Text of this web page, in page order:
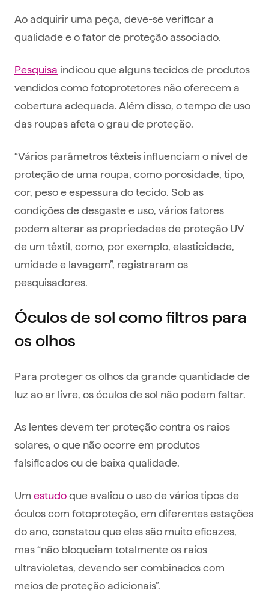
Ao adquirir uma peça, deve-se verificar a
qualidade e o fator de proteção associado.
Pesquisa indicou que alguns tecidos de produtos
vendidos como fotoprotetores não oferecem a
cobertura adequada. Além disso, o tempo de uso
das roupas afeta o grau de proteção.
“Vários parâmetros têxteis influenciam o nível de
proteção de uma roupa, como porosidade, tipo,
cor, peso e espessura do tecido. Sob as
condições de desgaste e uso, vários fatores
podem alterar as propriedades de proteção UV
de um têxtil, como, por exemplo, elasticidade,
umidade e lavagem”, registraram os
pesquisadores.
Óculos de sol como filtros para
os olhos
Para proteger os olhos da grande quantidade de
luz ao ar livre, os óculos de sol não podem faltar.
As lentes devem ter proteção contra os raios
solares, o que não ocorre em produtos
falsificados ou de baixa qualidade.
Um estudoque avaliou o uso de vários tipos de
óculos com fotoproteção, em diferentes estações
do ano, constatou que eles são muito eficazes,
mas “não bloqueiam totalmente os raios
ultravioletas, devendo ser combinados com
meios de proteção adicionais”.